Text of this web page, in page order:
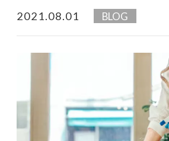
2021.08.01 BLOG